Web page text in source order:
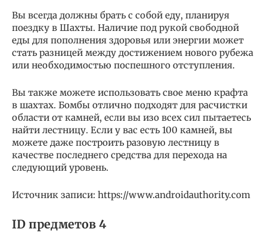
Вы всегда должны брать с собой еду, планируя
поездку в Шахты. Наличие под рукой свободной
еды для пополнения здоровья или энергии может
стать разницей между достижением нового рубежа
или необходимостью поспешного отступления.
Вы также можете использовать свое меню крафта
в шахтах. Бомбы отлично подходят для расчистки
области от камней, если вы изо всех сил пытаетесь
найти лестницу. Если у вас есть 100 камней, вы
можете даже построить разовую лестницу в
качестве последнего средства для перехода на
следующий уровень.
Источник записи: https://www.androidauthority.com
ID предметов 4